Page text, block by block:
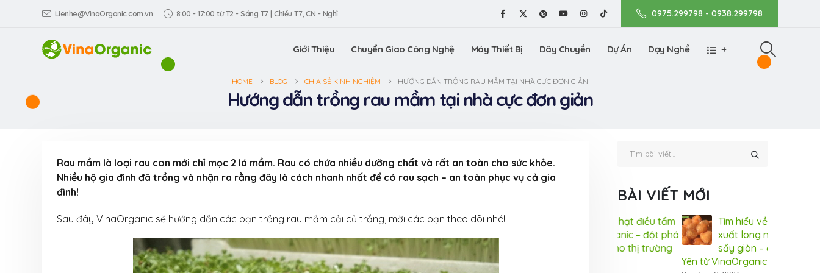
Lienhe@VinaOrganic.com.vn 8:00 - 17:00 từ T2 - Sáng T7 | Chiều T7, CN - Nghỉ 0975.299798 - 0938.299798
Giới Thiệu Chuyển Giao Công Nghệ Máy Thiết Bị Dây Chuyền Dự Án Dạy Nghề +
HOME BLOG CHIA SẺ KINH NGHIỆM HƯỚNG DẪN TRỒNG RAU MẦM TẠI NHÀ CỰC ĐƠN GIẢN
Hướng dẫn trồng rau mầm tại nhà cực đơn giản
Rau mầm là loại rau con mới chỉ mọc 2 lá mầm. Rau có chứa nhiều dưỡng chất và rất an toàn cho sức khỏe.
Nhiều hộ gia đình đã trồng và nhận ra rằng đây là cách nhanh nhất để có rau sạch – an toàn phục vụ cả gia
đình!
Sau đây VinaOrganic sẽ hướng dẫn các bạn trồng rau mầm cải củ trắng, mời các bạn theo dõi nhé!
BÀI VIẾT MỚI
Tìm hiểu về Quy trình sản
sấy giòn – đặc sản Hưng
Yên từ VinaOrganic
Công nghệ hạt điều tẩm
31 Tháng 7, 2026
Tìm hiểu về Quy trình sản
xuất long nhãn ôm sen
sấy giòn – đặc sản Hưng
Yên từ VinaOrganic